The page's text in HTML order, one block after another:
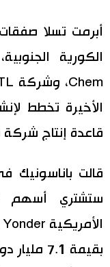
الأخيرة تخطط
قاعدة إنتاج شركة
قالت
ستشتري أسهم
بقيمة